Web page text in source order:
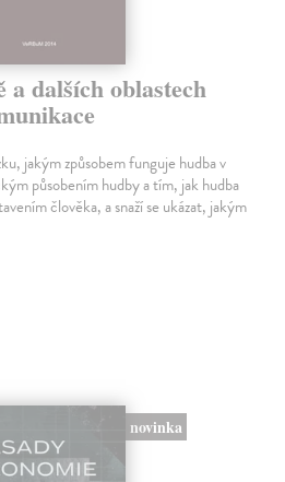
dalších oblastech
jakým způsobem funguje hudba v
působením hudby a tím, jak hudba
člověka, a snaží se ukázat, jakým
novinka